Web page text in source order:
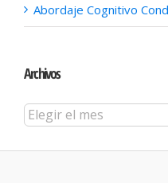
Abordaje Cognitivo
Archivos
Archivos